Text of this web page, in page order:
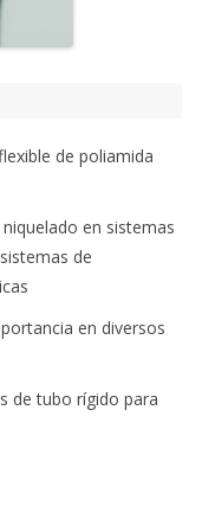
de poliamida
en sistemas
de
en diversos
de tubo rígido para